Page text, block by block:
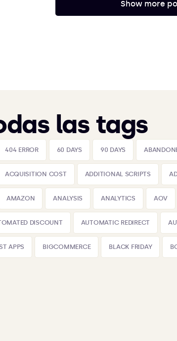
Show more
las tags
404 ERROR 60 DAYS 90 DAYS
ACQUISITION COST ADDITIONAL SCRIPTS
AMAZON ANALYSIS ANALYTICS AOV
DISCOUNT AUTOMATIC REDIRECT
APPS BIGCOMMERCE BLACK FRIDAY